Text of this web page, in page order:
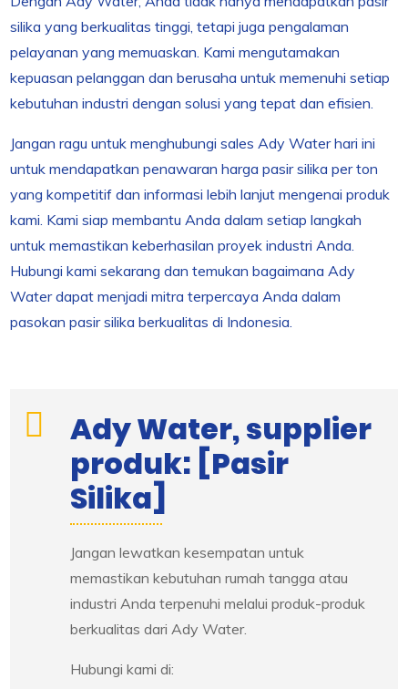
silika yang berkualitas tinggi, tetapi juga pengalaman
pelayanan yang memuaskan. Kami mengutamakan
kepuasan pelanggan dan berusaha untuk memenuhi setiap
kebutuhan industri dengan solusi yang tepat dan efisien.
Jangan ragu untuk menghubungi sales Ady Water hari ini
untuk mendapatkan penawaran harga pasir silika per ton
yang kompetitif dan informasi lebih lanjut mengenai produk
kami. Kami siap membantu Anda dalam setiap langkah
untuk memastikan keberhasilan proyek industri Anda.
Hubungi kami sekarang dan temukan bagaimana Ady
Water dapat menjadi mitra terpercaya Anda dalam
pasokan pasir silika berkualitas di Indonesia.
Ady Water, supplier
produk: [Pasir
Silika]
Jangan lewatkan kesempatan untuk
memastikan kebutuhan rumah tangga atau
industri Anda terpenuhi melalui produk-produk
berkualitas dari Ady Water.
Hubungi kami di: